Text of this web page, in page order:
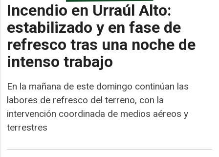
Incendio en Urraúl Alto:
estabilizado y en fase de
refresco tras una noche de
intenso trabajo
En la mañana de este domingo continúan las
labores de refresco del terreno, con la
intervención coordinada de medios aéreos y
terrestres